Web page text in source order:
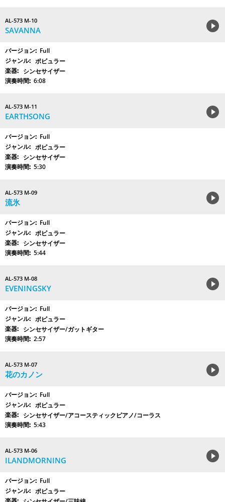
AL-573 M-10
SAVANNA
Full
ポピュラー
シンセサイザー
6:08
AL-573 M-11
EARTHSONG
Full
ポピュラー
シンセサイザー
5:30
AL-573 M-09
流氷
Full
ポピュラー
シンセサイザー
5:44
AL-573 M-08
EVENINGSKY
Full
ポピュラー
シンセサイザー/ガットギター
2:57
AL-573 M-07
花のカノン
Full
ポピュラー
シンセサイザー/アコースティックピアノ/コーラス
5:43
AL-573 M-06
ILANDMORNING
Full
ポピュラー